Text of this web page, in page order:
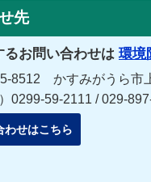
先
るお問い合わせは 環境
8512 かすみがうら市
0299-59-2111 / 029-
わせはこちら